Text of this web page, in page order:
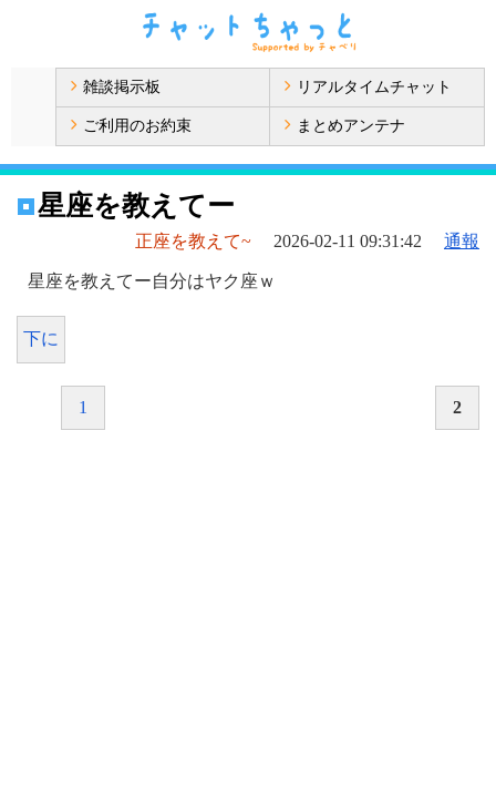
雑談掲示板 リアルタイムチャット
ご利用のお約束 まとめアンテナ
星座を教えてー
正座を教えて~ 2026-02-11 09:31:42 通報
星座を教えてー自分はヤク座ｗ
下に
1 2